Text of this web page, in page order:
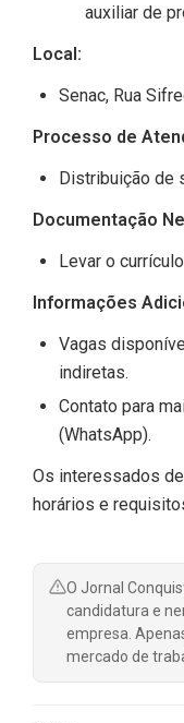
auxiliar de
Local:
Senac, Rua
Processo de
Distribuição de
Documentação
Levar o
Informações
Vagas
indiretas.
Contato para
(WhatsApp).
Os interessados
horários e
O Jornal
candidatura e
empresa.
mercado de